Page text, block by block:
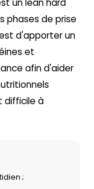
phases de prise
d'apporter un
et
afin d'aider
difficile à
;